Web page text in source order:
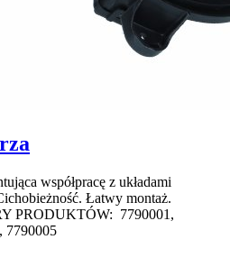
współpracę z układami
Łatwy montaż.
PRODUKTÓW: 7790001,
7790005